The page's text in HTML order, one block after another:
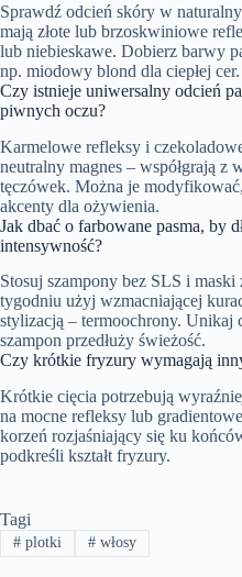
Sprawdź odcień skóry w
mają złote lub brzoskwiniowe
lub niebieskawe. Dobierz barwy
np. miodowy blond dla ciepłej cer.
Czy istnieje uniwersalny odcień
piwnych oczu?
Karmelowe refleksy i
neutralny magnes – współgrają z
tęczówek. Można je
akcenty dla ożywienia.
Jak dbać o farbowane pasma, by
intensywność?
Stosuj szampony bez SLS i
tygodniu użyj wzmacniającej
stylizacją – termoochrony. Unikaj
szampon przedłuży świeżość.
Czy krótkie fryzury wymagają
Krótkie cięcia potrzebują
na mocne refleksy lub
korzeń rozjaśniający się ku
podkreśli kształt fryzury.
Tagi
#plotki #włosy